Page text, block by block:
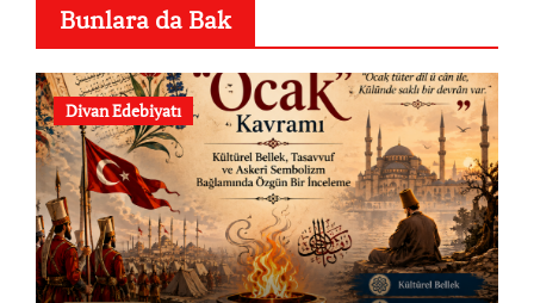
Bunlara da Bak
Divan Edebiyatı